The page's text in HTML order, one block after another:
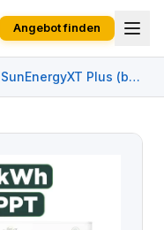
Angebot finden
SunEnergyXT Plus (bis
17,2 kWh) Konfigurator
4,3 kWh / Solyco 500